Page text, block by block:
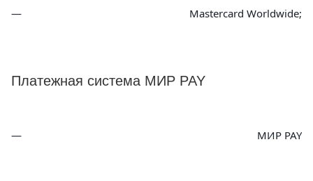
Mastercard Worldwide;
Платежная система МИР PAY
МИР PAY